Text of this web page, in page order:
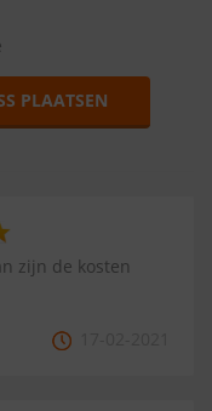
PLAATSEN
zijn de kosten